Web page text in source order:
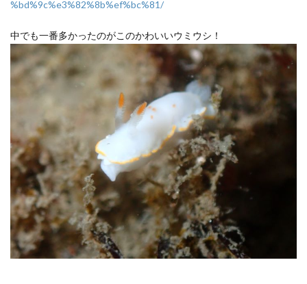
%bd%9c%e3%82%8b%ef%bc%81/
中でも一番多かったのがこのかわいいウミウシ！